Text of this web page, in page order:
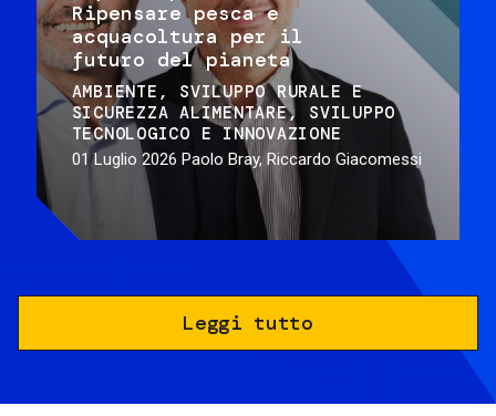
Ripensare pesca e
acquacoltura per il
futuro del pianeta
AMBIENTE
SVILUPPO RURALE E
SICUREZZA ALIMENTARE
SVILUPPO
TECNOLOGICO E INNOVAZIONE
01 Luglio 2026 Paolo Bray, Riccardo Giacomessi
Leggi tutto